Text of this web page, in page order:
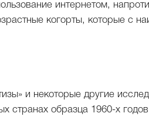
интернетом,
когорты, которые с
и некоторые другие
странах образца 1960-х